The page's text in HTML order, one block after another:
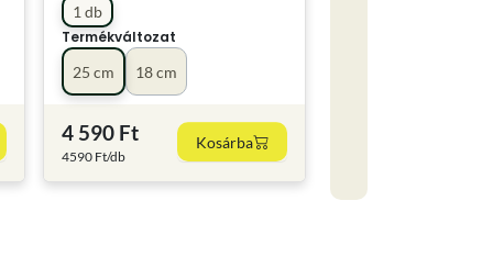
1 db
Termékváltozat
18 cm
25 cm
4 590 Ft
4590 Ft/db
Kosárba